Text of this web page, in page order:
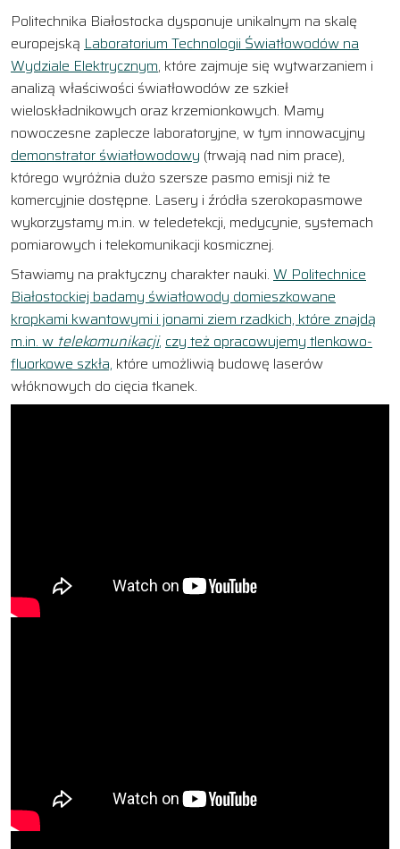
Politechnika Białostocka dysponuje unikalnym na skalę
europejską Laboratorium Technologii Światłowodów na
Wydziale Elektrycznym, które zajmuje się wytwarzaniem i
analizą właściwości światłowodów ze szkieł
wieloskładnikowych oraz krzemionkowych. Mamy
nowoczesne zaplecze laboratoryjne, w tym innowacyjny
demonstrator światłowodowy (trwają nad nim prace),
którego wyróżnia dużo szersze pasmo emisji niż te
komercyjnie dostępne. Lasery i źródła szerokopasmowe
wykorzystamy m.in. w teledetekcji, medycynie, systemach
pomiarowych i telekomunikacji kosmicznej.
Stawiamy na praktyczny charakter nauki. W Politechnice
Białostockiej badamy światłowody domieszkowane
kropkami kwantowymi i jonami ziem rzadkich, które znajdą
m.in. w telekomunikacji, czy też opracowujemy tlenkowo-
fluorkowe szkła, które umożliwią budowę laserów
włóknowych do cięcia tkanek.